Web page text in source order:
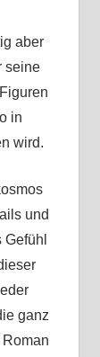
aber
seine
in
wird.
und
ganz